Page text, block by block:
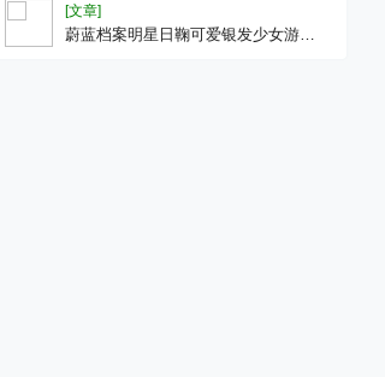
[文章]
蔚蓝档案明星日鞠可爱银发少女游戏